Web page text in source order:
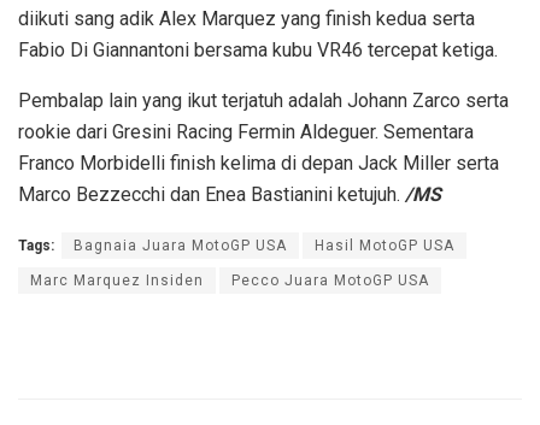
diikuti sang adik Alex Marquez yang finish kedua serta
Fabio Di Giannantoni bersama kubu VR46 tercepat ketiga.
Pembalap lain yang ikut terjatuh adalah Johann Zarco serta
rookie dari Gresini Racing Fermin Aldeguer. Sementara
Franco Morbidelli finish kelima di depan Jack Miller serta
Marco Bezzecchi dan Enea Bastianini ketujuh. /MS
Tags: Bagnaia Juara MotoGP USA Hasil MotoGP USA
Marc Marquez Insiden Pecco Juara MotoGP USA